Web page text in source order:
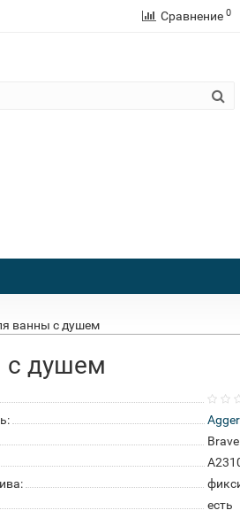
Сравнение 0
ванны с душем
с душем
Agger
есть